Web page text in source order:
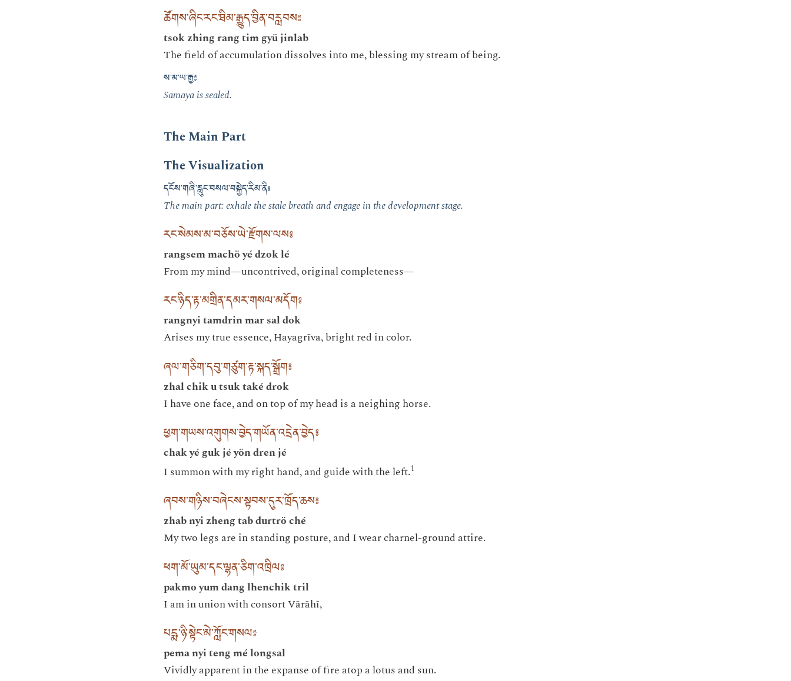
ཚོགས་ཞིང་རང་ཐིམ་རྒྱུད་བྱིན་བརླབས༔
tsok zhing rang tim gyü jinlab
The field of accumulation dissolves into me, blessing my stream of being.
ས་མ་ཡ་རྒྱ༔
Samaya is sealed.
The Main Part
The Visualization
དངོས་གཞི་རླུང་བསལ་བསྐྱེད་རིམ་ནི༔
The main part: exhale the stale breath and engage in the development stage.
རང་སེམས་མ་བཅོས་ཡེ་རྫོགས་ལས༔
rangsem machö yé dzok lé
From my mind—uncontrived, original completeness—
རང་ཉིད་རྟ་མགྲིན་དམར་གསལ་མདོག༔
rangnyi tamdrin mar sal dok
Arises my true essence, Hayagrīva, bright red in color.
ཞལ་གཅིག་དབུ་གཙུག་རྟ་སྐད་སྒྲོག༔
zhal chik u tsuk také drok
I have one face, and on top of my head is a neighing horse.
ཕྱག་གཡས་འགུགས་བྱེད་གཡོན་འདྲེན་བྱེད༔
chak yé guk jé yön dren jé
I summon with my right hand, and guide with the left.1
ཞབས་གཉིས་བཞེངས་སྟབས་དུར་ཁྲོད་ཆས༔
zhab nyi zheng tab durtrö ché
My two legs are in standing posture, and I wear charnel-ground attire.
ཕག་མོ་ཡུམ་དང་ལྷན་ཅིག་འཁྲིལ༔
pakmo yum dang lhenchik tril
I am in union with consort Vārāhī,
པདྨ་ཉི་སྟེང་མེ་ཀློང་གསལ༔
pema nyi teng mé longsal
Vividly apparent in the expanse of fire atop a lotus and sun.